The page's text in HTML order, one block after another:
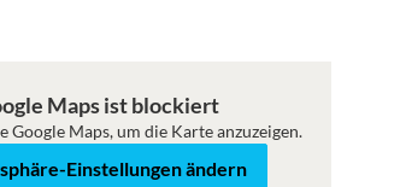
Maps ist blockiert
Google Maps, um die Karte anzuzeigen.
Einstellungen ändern